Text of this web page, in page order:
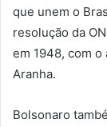
que unem o
resolução da
em 1948, com
Aranha.
Bolsonaro